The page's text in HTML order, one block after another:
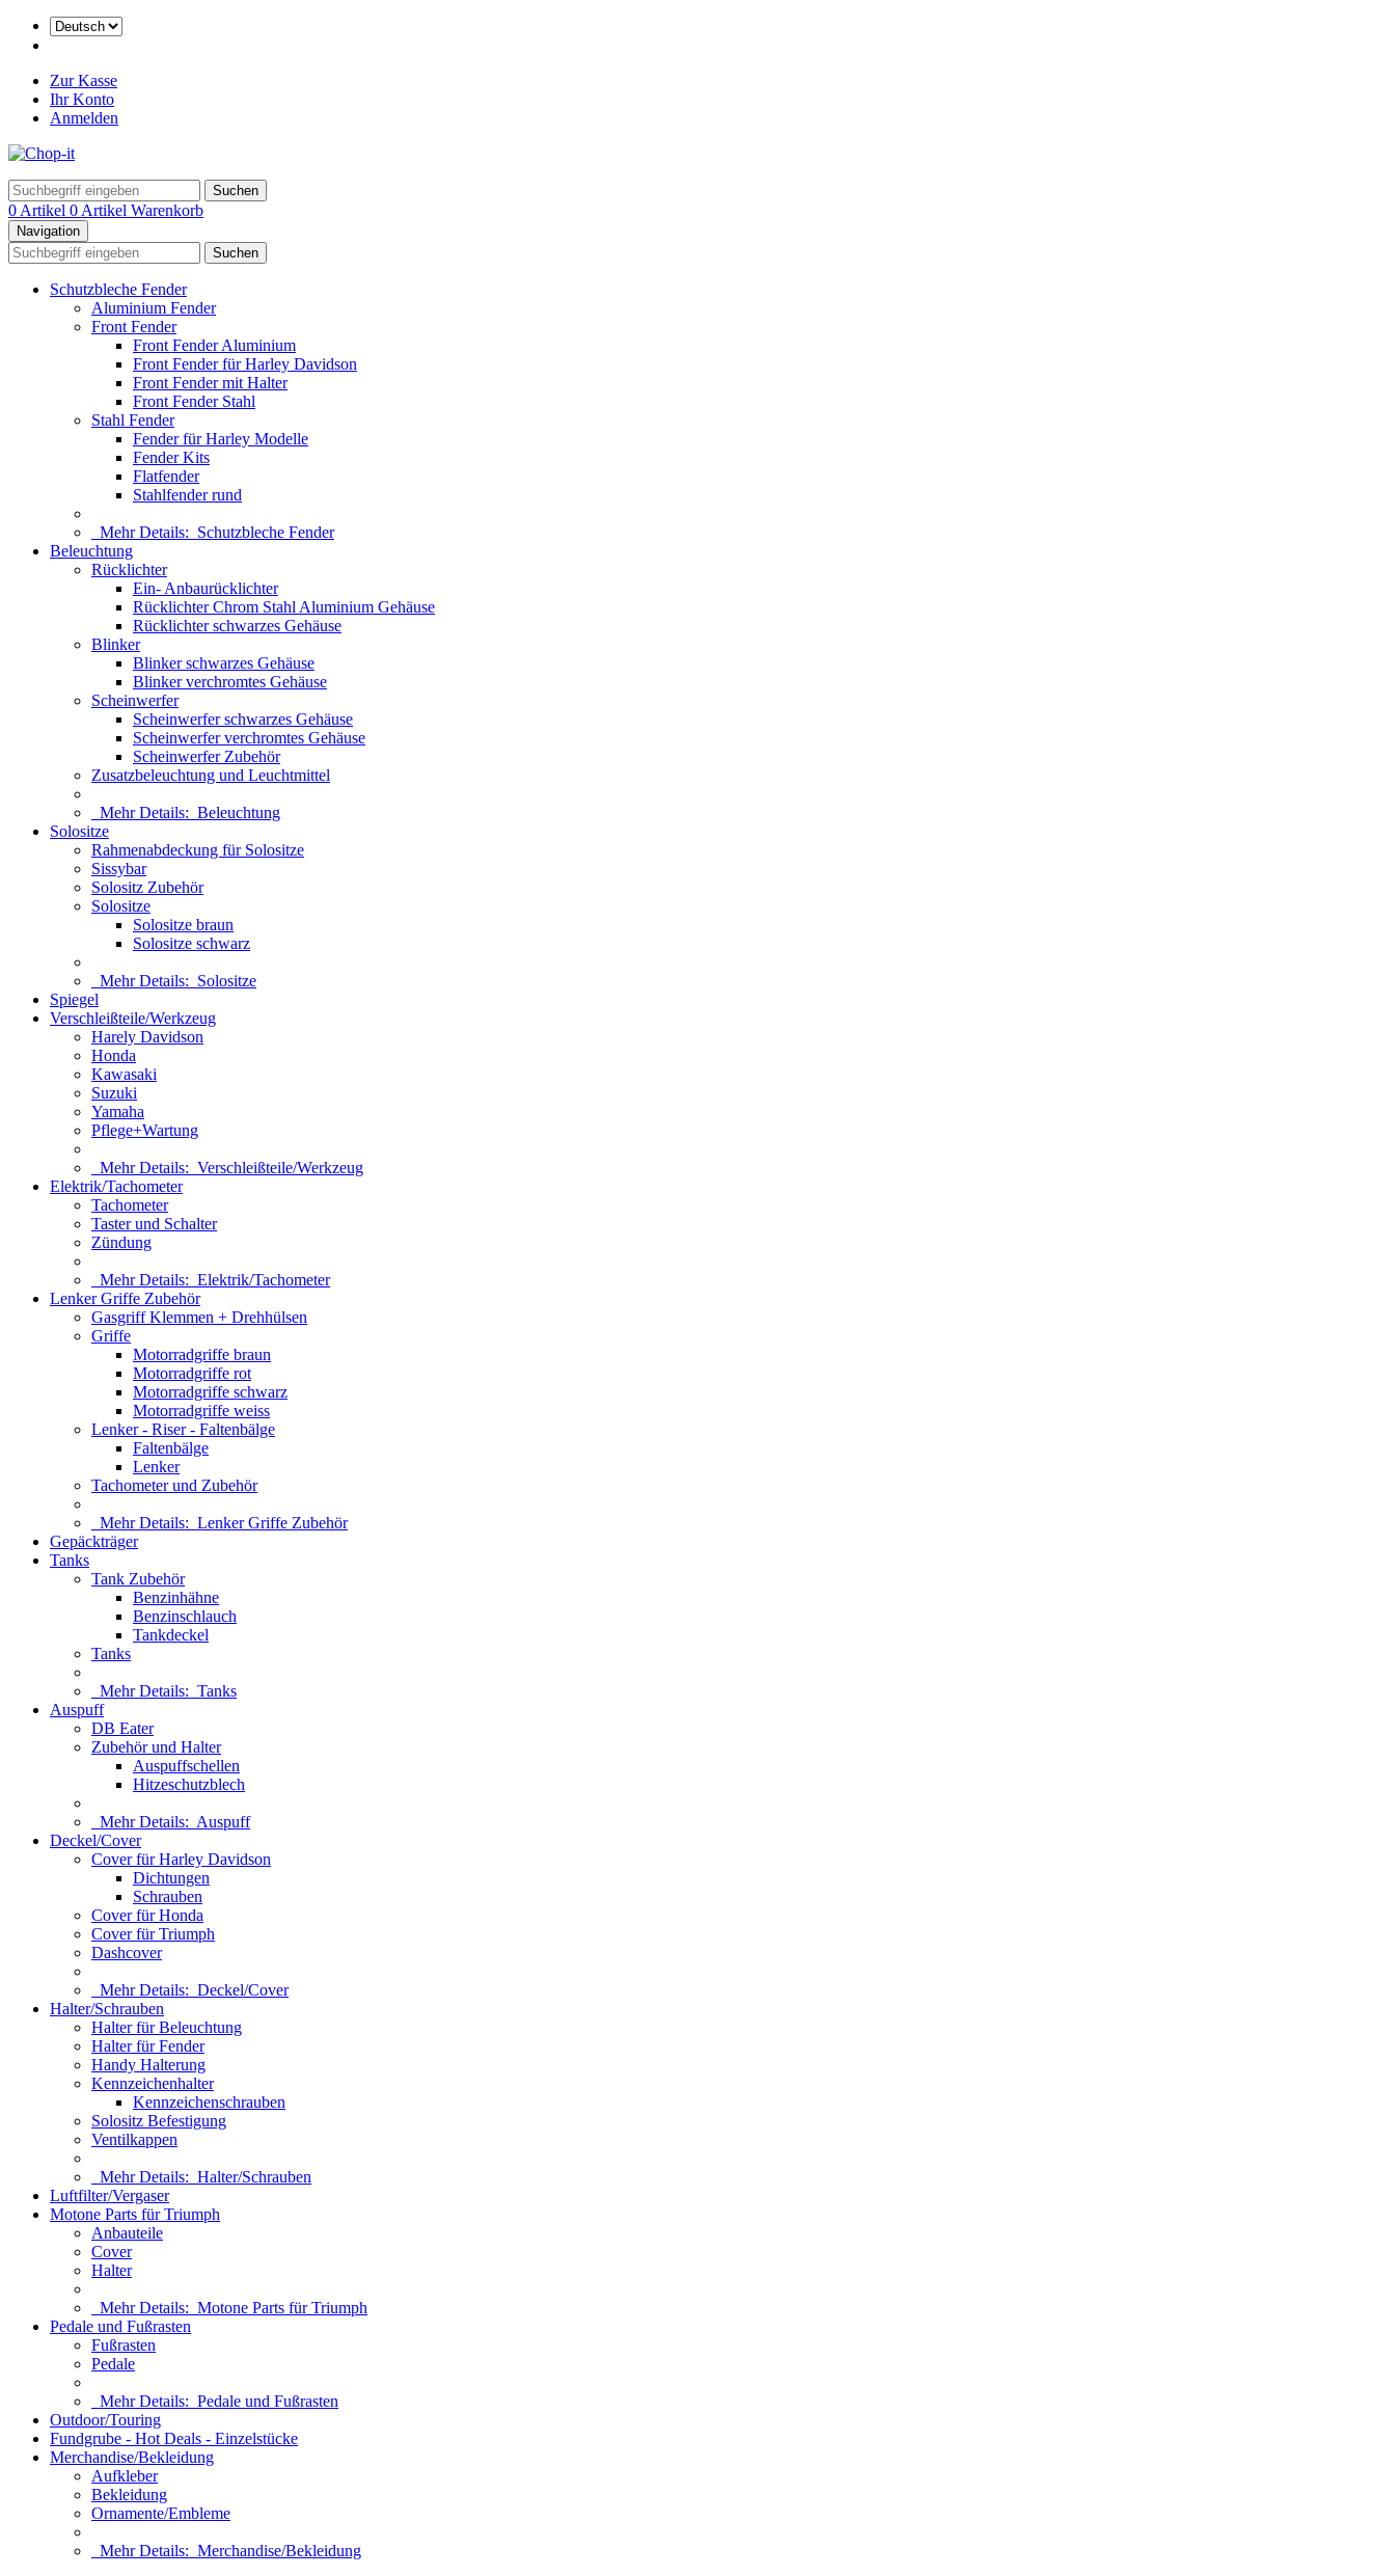
Zur Kasse
Ihr Konto
Anmelden
Suchen
0 Artikel 0 Artikel Warenkorb
Navigation
Suchen
Schutzbleche Fender
Aluminium Fender
Front Fender
Front Fender Aluminium
Front Fender für Harley Davidson
Front Fender mit Halter
Front Fender Stahl
Stahl Fender
Fender für Harley Modelle
Fender Kits
Flatfender
Stahlfender rund
Mehr Details: Schutzbleche Fender
Beleuchtung
Rücklichter
Ein- Anbaurücklichter
Rücklichter Chrom Stahl Aluminium Gehäuse
Rücklichter schwarzes Gehäuse
Blinker
Blinker schwarzes Gehäuse
Blinker verchromtes Gehäuse
Scheinwerfer
Scheinwerfer schwarzes Gehäuse
Scheinwerfer verchromtes Gehäuse
Scheinwerfer Zubehör
Zusatzbeleuchtung und Leuchtmittel
Mehr Details: Beleuchtung
Solositze
Rahmenabdeckung für Solositze
Sissybar
Solositz Zubehör
Solositze
Solositze braun
Solositze schwarz
Mehr Details: Solositze
Spiegel
Verschleißteile/Werkzeug
Harely Davidson
Honda
Kawasaki
Suzuki
Yamaha
Pflege+Wartung
Mehr Details: Verschleißteile/Werkzeug
Elektrik/Tachometer
Tachometer
Taster und Schalter
Zündung
Mehr Details: Elektrik/Tachometer
Lenker Griffe Zubehör
Gasgriff Klemmen + Drehhülsen
Griffe
Motorradgriffe braun
Motorradgriffe rot
Motorradgriffe schwarz
Motorradgriffe weiss
Lenker - Riser - Faltenbälge
Faltenbälge
Lenker
Tachometer und Zubehör
Mehr Details: Lenker Griffe Zubehör
Gepäckträger
Tanks
Tank Zubehör
Benzinhähne
Benzinschlauch
Tankdeckel
Tanks
Mehr Details: Tanks
Auspuff
DB Eater
Zubehör und Halter
Auspuffschellen
Hitzeschutzblech
Mehr Details: Auspuff
Deckel/Cover
Cover für Harley Davidson
Dichtungen
Schrauben
Cover für Honda
Cover für Triumph
Dashcover
Mehr Details: Deckel/Cover
Halter/Schrauben
Halter für Beleuchtung
Halter für Fender
Handy Halterung
Kennzeichenhalter
Kennzeichenschrauben
Solositz Befestigung
Ventilkappen
Mehr Details: Halter/Schrauben
Luftfilter/Vergaser
Motone Parts für Triumph
Anbauteile
Cover
Halter
Mehr Details: Motone Parts für Triumph
Pedale und Fußrasten
Fußrasten
Pedale
Mehr Details: Pedale und Fußrasten
Outdoor/Touring
Fundgrube - Hot Deals - Einzelstücke
Merchandise/Bekleidung
Aufkleber
Bekleidung
Ornamente/Embleme
Mehr Details: Merchandise/Bekleidung